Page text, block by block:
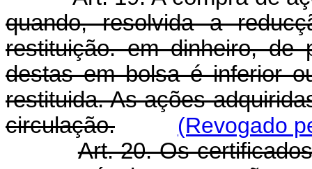
quando, resolvida a
restituição. em dinheiro,
destas em bolsa é inferior
restituida. As ações
circulação.
(Revogado
Art. 20. Os